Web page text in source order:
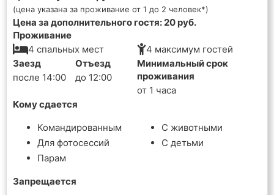
(цена указана за проживание от 1 до 2 человек*)
Цена за дополнительного гостя: 20 руб.
Проживание
4 спальных мест
4 максимум гостей
Заезд
после 14:00
Отъезд
до 12:00
Минимальный срок
проживания
от 1 часа
Кому сдается
Командированным
Для фотосессий
Парам
С животными
С детьми
Запрещается